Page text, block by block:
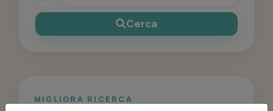
Cerca
MIGLIORA RICERCA